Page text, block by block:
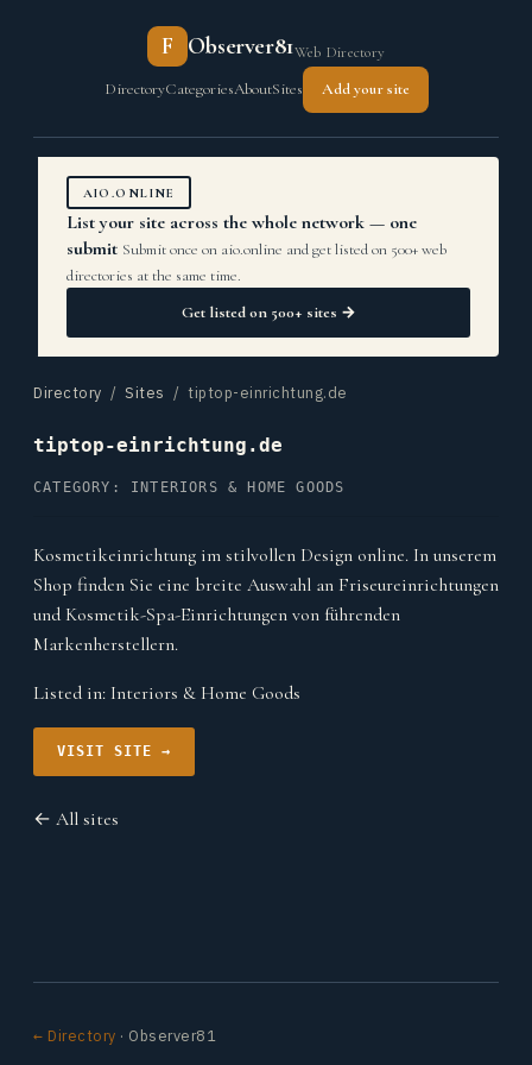
F Observer81Web Directory
DirectoryCategoriesAboutSites Add your site
AIO.ONLINE
List your site across the whole network — one
submit Submit once on aio.online and get listed on 500+ web
directories at the same time.
Get listed on 500+ sites →
Directory / Sites / tiptop-einrichtung.de
tiptop-einrichtung.de
CATEGORY: INTERIORS & HOME GOODS
Kosmetikeinrichtung im stilvollen Design online. In unserem
Shop finden Sie eine breite Auswahl an Friseureinrichtungen
und Kosmetik-Spa-Einrichtungen von führenden
Markenherstellern.
Listed in: Interiors & Home Goods
VISIT SITE →
← All sites
← Directory · Observer81